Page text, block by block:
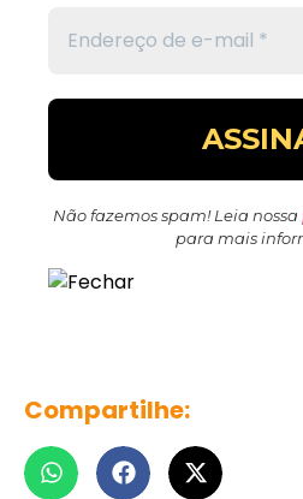
Não fazemos spam! Leia nossa
para mais
Compartilhe: